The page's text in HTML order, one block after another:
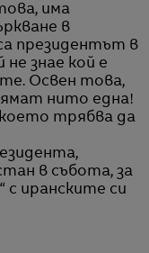
има
в
президентът в
не знае кой е
Освен това,
нито една!
трябва да
в събота, за
с иранските си